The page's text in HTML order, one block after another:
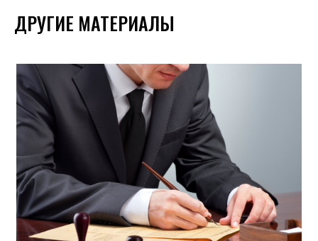
ДРУГИЕ МАТЕРИАЛЫ